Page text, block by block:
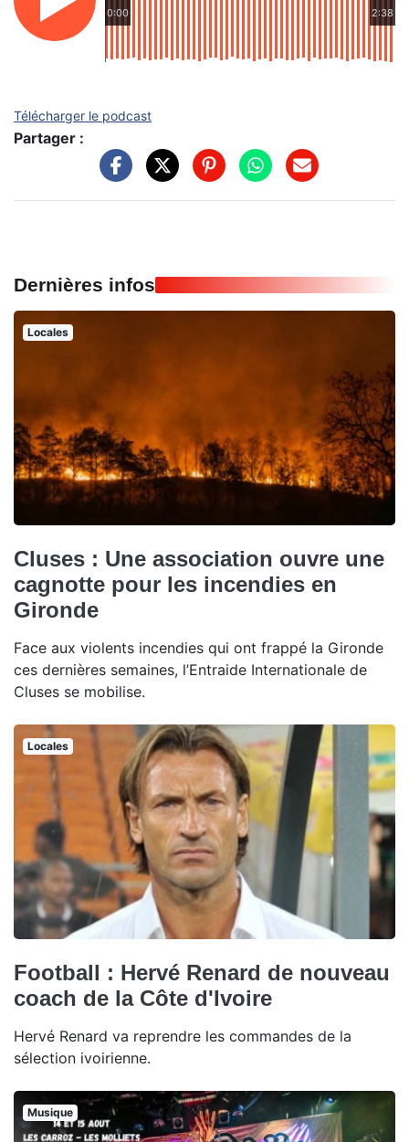
0:00 2:38
Télécharger le podcast
Partager :
Dernières infos
Locales
Cluses : Une association ouvre une
cagnotte pour les incendies en
Gironde
Face aux violents incendies qui ont frappé la Gironde
ces dernières semaines, l’Entraide Internationale de
Cluses se mobilise.
Locales
Football : Hervé Renard de nouveau
coach de la Côte d'Ivoire
Hervé Renard va reprendre les commandes de la
sélection ivoirienne.
Musique